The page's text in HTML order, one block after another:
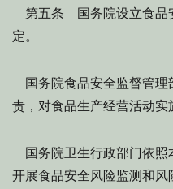
第五条 国务院设立食品
定。
国务院食品安全监督管理
责，对食品生产经营活动实
国务院卫生行政部门依照
开展食品安全风险监测和